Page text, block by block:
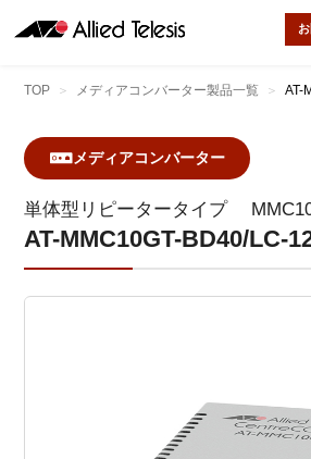
TOP メディアコンバーター製品一覧 AT-
単体型リピータータイプ
AT-MMC10GT-BD40/LC-
メディアコンバーター